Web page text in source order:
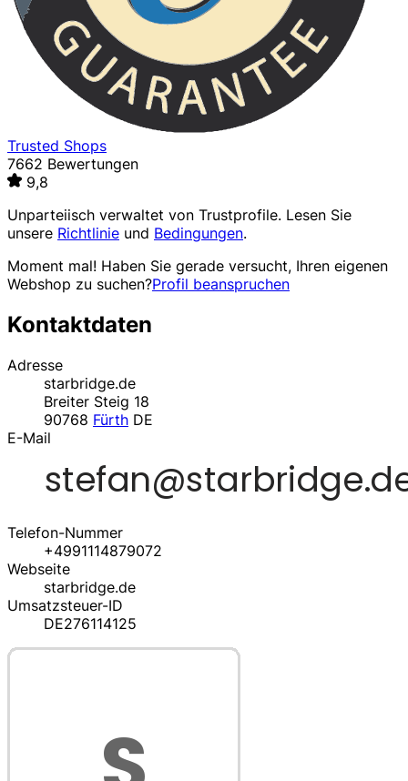
Trusted Shops
7662 Bewertungen
9,8
Unparteiisch verwaltet von Trustprofile. Lesen Sie
unsere Richtlinie und Bedingungen.
Moment mal! Haben Sie gerade versucht, Ihren eigenen
Webshop zu suchen?Profil beanspruchen
Kontaktdaten
Adresse
starbridge.de
Breiter Steig 18
90768 Fürth DE
E-Mail
Telefon-Nummer
+4991114879072
Webseite
starbridge.de
Umsatzsteuer-ID
DE276114125